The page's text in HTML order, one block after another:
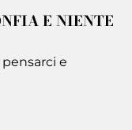
E NIENTE
e